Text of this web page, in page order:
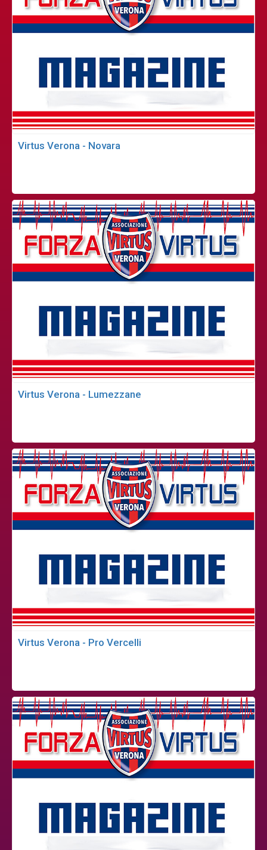
Virtus Verona - Novara
Virtus Verona - Lumezzane
Virtus Verona - Pro Vercelli